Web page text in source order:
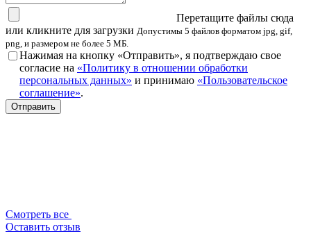
Перетащите файлы сюда
или кликните для загрузки Допустимы 5 файлов форматом jpg, gif,
png, и размером не более 5 МБ.
Нажимая на кнопку «Отправить», я подтверждаю свое
согласие на «Политику в отношении обработки
персональных данных» и принимаю «Пользовательское
соглашение».
Смотреть все
Оставить отзыв